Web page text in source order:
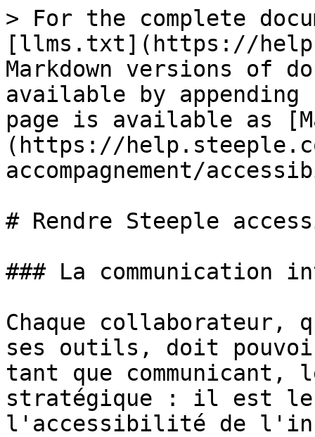
> For the complete
[llms.txt](https://
Markdown versions of
available by
page is available as
(https://
accompagnement/
# Rendre Steeple
### La
Chaque collaborateur,
ses outils, doit
tant que
stratégique : il est le
l'accessibilité de